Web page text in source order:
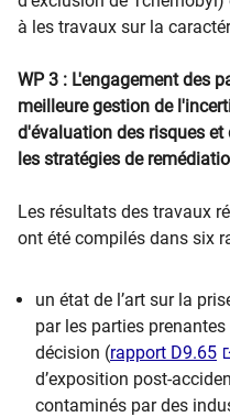
à les travaux sur la
WP 3 : L'engagement des
meilleure gestion de
d'évaluation des risques et
les stratégies de
Les résultats des travaux
ont été compilés dans six
un état de l’art sur la
par les parties
décision (rapport D9.65
d’exposition post-
contaminés par des